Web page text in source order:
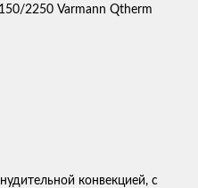
конвекцией, с